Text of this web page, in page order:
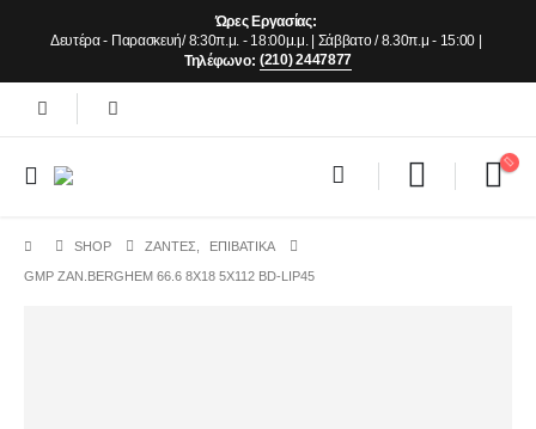
Ώρες Εργασίας:
Δευτέρα - Παρασκευή/ 8:30π.μ. - 18:00μ.μ. | Σάββατο / 8.30π.μ - 15:00 |
Τηλέφωνο: (210) 2447877
SHOP ΖΆΝΤΕΣ ΕΠΙΒΑΤΙΚΑ
GMP ZAN.BERGHEM 66.6 8X18 5X112 BD-LIP45